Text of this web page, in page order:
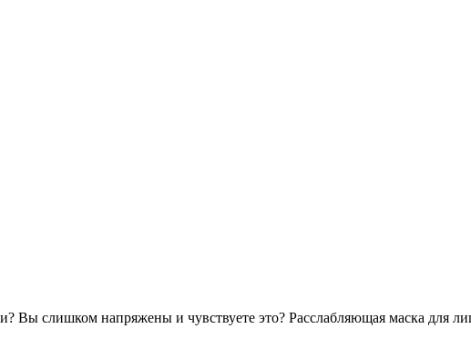
Вы слишком напряжены и чувствуете это? Расслабляющая маска для